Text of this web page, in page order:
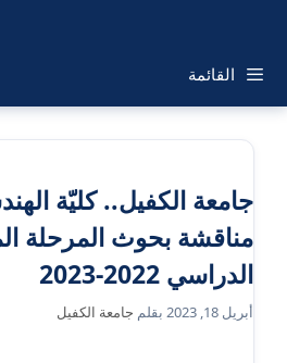
القائمة
جامعة الكفيل.. كليّة
مناقشة بحوث المرحلة
الدراسي 2022-2023
أبريل 18, 2023 بقلم جامعة الكفيل